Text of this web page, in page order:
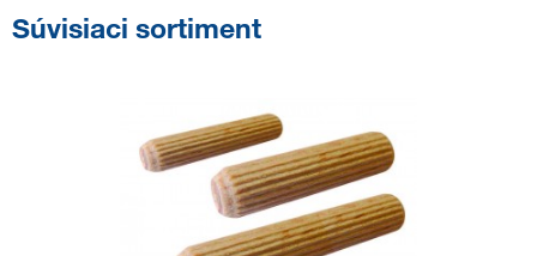
Súvisiaci sortiment